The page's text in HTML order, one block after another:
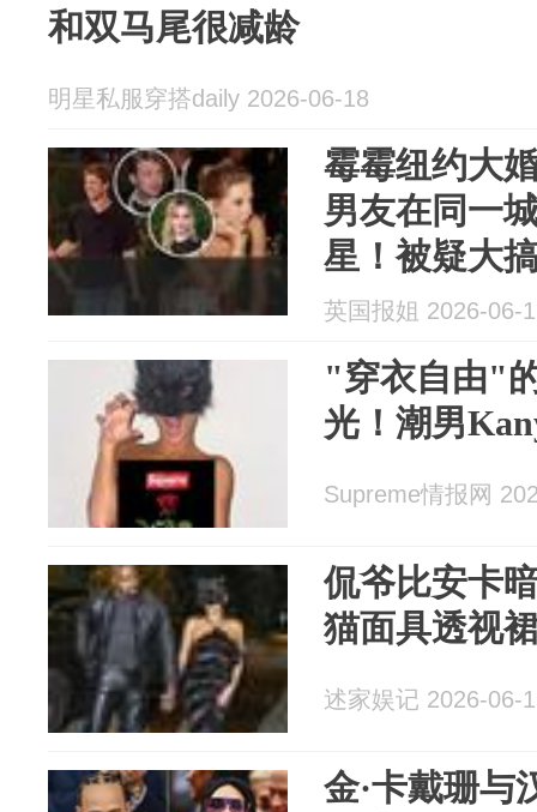
和双马尾很减龄
明星私服穿搭daily 2026-06-18
霉霉纽约大
男友在同一
星！被疑大
英国报姐 2026-06-
"穿衣自由"
光！潮男
Supreme情报网
侃爷比安卡
猫面具透视
述家娱记 2026-06-
金·卡戴珊与